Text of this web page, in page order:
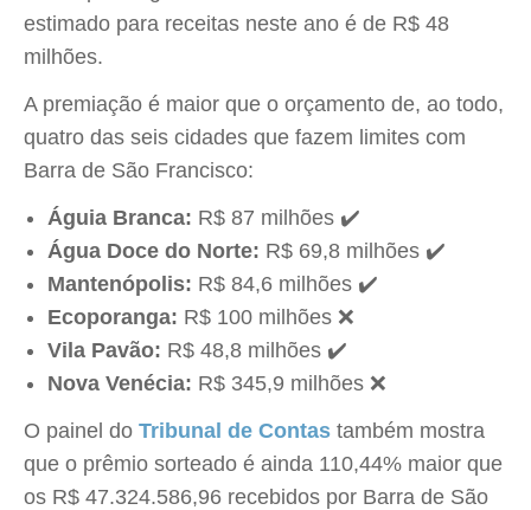
estimado para receitas neste ano é de R$ 48
milhões.
A premiação é maior que o orçamento de, ao todo,
quatro das seis cidades que fazem limites com
Barra de São Francisco:
Águia Branca: R$ 87 milhões ✔️
Água Doce do Norte: R$ 69,8 milhões ✔️
Mantenópolis: R$ 84,6 milhões ✔️
Ecoporanga: R$ 100 milhões ❌
Vila Pavão: R$ 48,8 milhões ✔️
Nova Venécia: R$ 345,9 milhões ❌
O painel do Tribunal de Contas também mostra
que o prêmio sorteado é ainda 110,44% maior que
os R$ 47.324.586,96 recebidos por Barra de São